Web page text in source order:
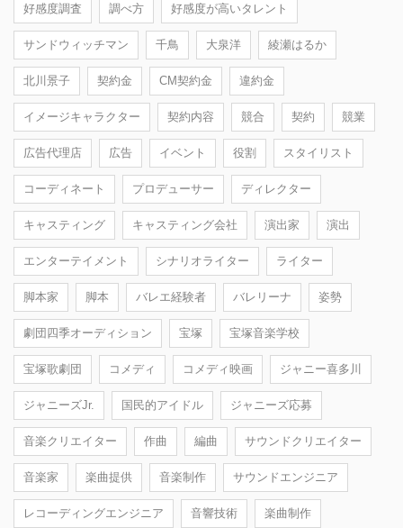
好感度調査 調べ方 好感度が高いタレント
サンドウィッチマン 千鳥 大泉洋 綾瀬はるか
北川景子 契約金 CM契約金 違約金
イメージキャラクター 契約内容 競合 契約 競業
広告代理店 広告 イベント 役割 スタイリスト
コーディネート プロデューサー ディレクター
キャスティング キャスティング会社 演出家 演出
エンターテイメント シナリオライター ライター
脚本家 脚本 バレエ経験者 バレリーナ 姿勢
劇団四季オーディション 宝塚 宝塚音楽学校
宝塚歌劇団 コメディ コメディ映画 ジャニー喜多川
ジャニーズJr. 国民的アイドル ジャニーズ応募
音楽クリエイター 作曲 編曲 サウンドクリエイター
音楽家 楽曲提供 音楽制作 サウンドエンジニア
レコーディングエンジニア 音響技術 楽曲制作